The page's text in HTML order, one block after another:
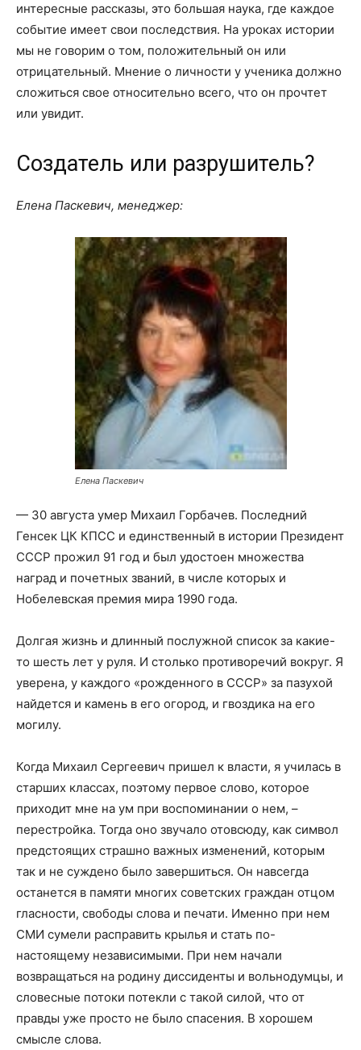
интересные рассказы, это большая наука, где каждое
событие имеет свои последствия. На уроках истории
мы не говорим о том, положительный он или
отрицательный. Мнение о личности у ученика должно
сложиться свое относительно всего, что он прочтет
или увидит.
Создатель или разрушитель?
Елена Паскевич, менеджер:
Елена Паскевич
— 30 августа умер Михаил Горбачев. Последний
Генсек ЦК КПСС и единственный в истории Президент
СССР прожил 91 год и был удостоен множества
наград и почетных званий, в числе которых и
Нобелевская премия мира 1990 года.
Долгая жизнь и длинный послужной список за какие-
то шесть лет у руля. И столько противоречий вокруг. Я
уверена, у каждого «рожденного в СССР» за пазухой
найдется и камень в его огород, и гвоздика на его
могилу.
Когда Михаил Сергеевич пришел к власти, я училась в
старших классах, поэтому первое слово, которое
приходит мне на ум при воспоминании о нем, –
перестройка. Тогда оно звучало отовсюду, как символ
предстоящих страшно важных изменений, которым
так и не суждено было завершиться. Он навсегда
останется в памяти многих советских граждан отцом
гласности, свободы слова и печати. Именно при нем
СМИ сумели расправить крылья и стать по-
настоящему независимыми. При нем начали
возвращаться на родину диссиденты и вольнодумцы, и
словесные потоки потекли с такой силой, что от
правды уже просто не было спасения. В хорошем
смысле слова.